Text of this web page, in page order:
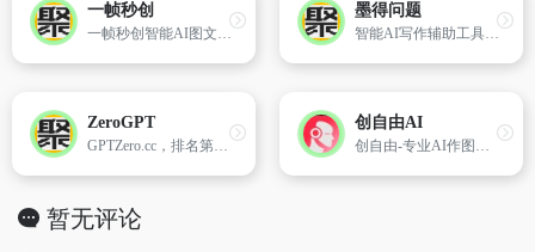
一帧秒创
一帧秒创智能AI图文转视频创作平台，智能一键百家号、公众号、头条号、搜狐号、新浪微博等图文、文章转视频，为企业及自媒体提供一站式视频生产营销神器，全面提升内容创作效率。
墨得问题
智能AI写作辅助工具，它可以完成各种写作任务，如论文写作，文献综述，留学文书，教案设计，小红书文案等。
ZeroGPT
GPTZero.cc，排名第一的 ChatGPT 内容检测工具，提供了一种简单而准确的方法来检测人工智能生成的文本。只需复制和粘贴即可检测 AI 内容！
创自由AI
创自由-专业AI作图工具-在线图片设计-AI换模穿衣-AI商品图合成替换
暂无评论